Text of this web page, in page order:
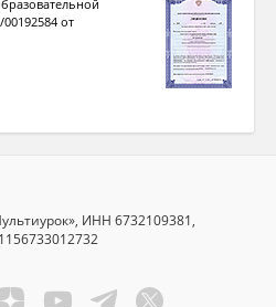
от
ИНН 6732109381,